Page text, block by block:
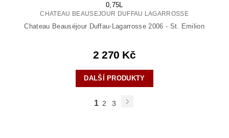
0,75L
CHATEAU BEAUSEJOUR DUFFAU LAGARROSSE
Chateau Beauséjour Duffau-Lagarrosse 2006 - St. Emilion
2 270 Kč
DALŠÍ PRODUKTY
1 2 3